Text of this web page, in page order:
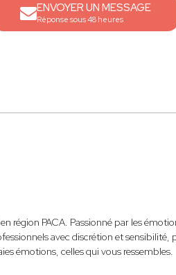
ENVOYER UN MESSAGE
Réponse sous 48 heures
région PACA. Passionné par les
avec discrétion et
émotions, celles qui vous ressembles.